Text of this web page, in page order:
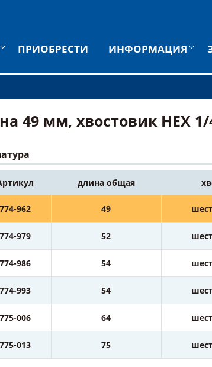
ПРИОБРЕСТИ ИНФОРМАЦИЯ
мм, хвостовик HEX 1/
длина общая
774-962 49
774-979 52
774-986 54
774-993 54
775-006 64
775-013 75